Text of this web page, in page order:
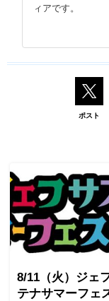
ィアです。
ポスト
8/11（火）ジェ
テナサマーフェ